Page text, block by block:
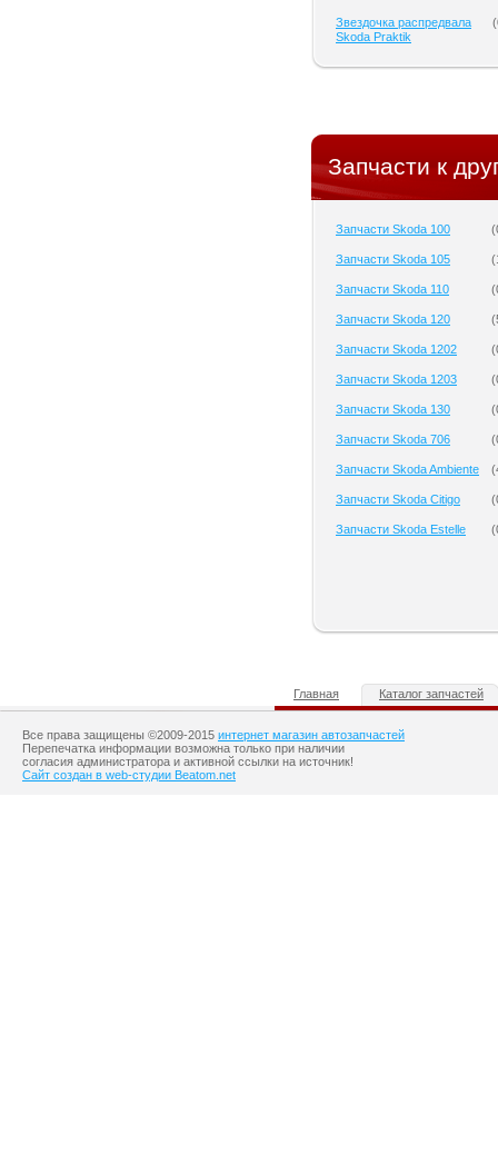
Звездочка распредвала
Skoda Praktik
(
Запчасти к
Запчасти Skoda 100 (
Запчасти Skoda 105 (
Запчасти Skoda 110 (
Запчасти Skoda 120 (
Запчасти Skoda 1202 (
Запчасти Skoda 1203 (
Запчасти Skoda 130 (
Запчасти Skoda 706 (
Запчасти Skoda Ambiente (
Запчасти Skoda Citigo (
Запчасти Skoda Estelle (
Главная Каталог запчастей
Все права защищены ©2009-2015 интернет магазин автозапчастей
Перепечатка информации возможна только при наличии
согласия администратора и активной ссылки на источник!
Сайт создан в web-студии Beatom.net